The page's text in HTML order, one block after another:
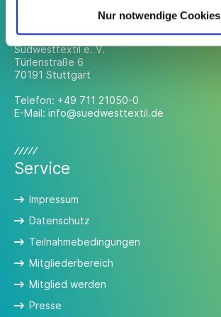
Nur notwendige Cookies
Südwesttextil e. V.
Türlenstraße 6
70191 Stuttgart
Telefon: +49 711 21050-0
E-Mail: info@suedwesttextil.de
Service
Impressum
Datenschutz
Teilnahmebedingungen
Mitgliederbereich
Mitglied werden
Presse